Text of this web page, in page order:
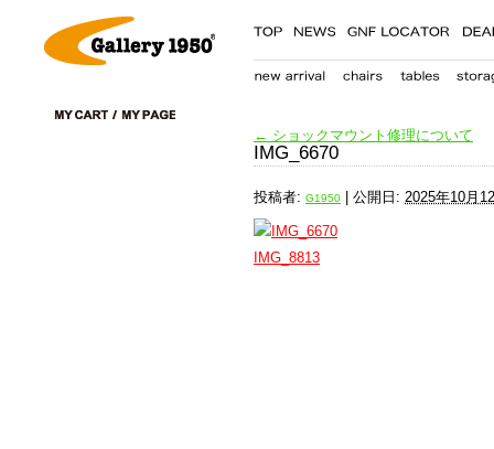
← ショックマウント修理について
IMG_6670
投稿者: G1950 公開日: 2025年10月
IMG_8813